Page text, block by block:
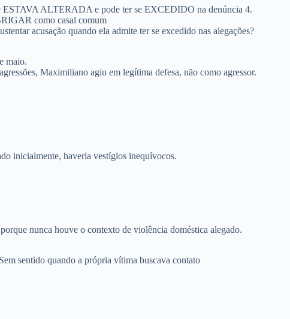
ESTAVA ALTERADA e pode ter se EXCEDIDO na denúncia 4.
como casal comum
acusação quando ela admite ter se excedido nas alegações?
maio.
Maximiliano agiu em legítima defesa, não como agressor.
inicialmente, haveria vestígios inequívocos.
nunca houve o contexto de violência doméstica alegado.
Sem sentido quando a própria vítima buscava contato